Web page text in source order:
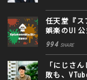
任天堂『ス
娯楽のUI
994 SHARE
「にじさ
敗も、